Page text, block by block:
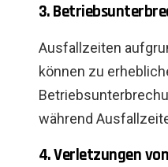
3.
Ausfallzeiten
können zu
während
4. Verletzungen